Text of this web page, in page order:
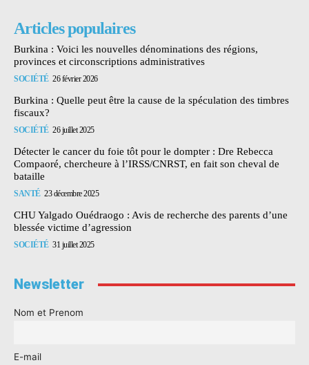
Articles populaires
Burkina : Voici les nouvelles dénominations des régions,
provinces et circonscriptions administratives
SOCIÉTÉ 26 février 2026
Burkina : Quelle peut être la cause de la spéculation des timbres
fiscaux?
SOCIÉTÉ 26 juillet 2025
Détecter le cancer du foie tôt pour le dompter : Dre Rebecca
Compaoré, chercheure à l’IRSS/CNRST, en fait son cheval de
bataille
SANTÉ 23 décembre 2025
CHU Yalgado Ouédraogo : Avis de recherche des parents d’une
blessée victime d’agression
SOCIÉTÉ 31 juillet 2025
Newsletter
Nom et Prenom
E-mail